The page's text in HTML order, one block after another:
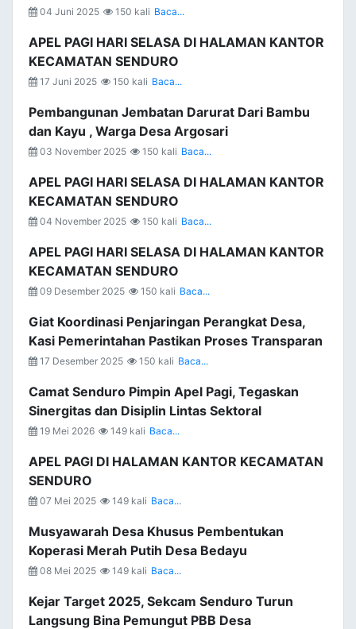
04 Juni 2025 150 kali Baca...
APEL PAGI HARI SELASA DI HALAMAN KANTOR
KECAMATAN SENDURO
17 Juni 2025 150 kali Baca...
Pembangunan Jembatan Darurat Dari Bambu
dan Kayu , Warga Desa Argosari
03 November 2025 150 kali Baca...
APEL PAGI HARI SELASA DI HALAMAN KANTOR
KECAMATAN SENDURO
04 November 2025 150 kali Baca...
APEL PAGI HARI SELASA DI HALAMAN KANTOR
KECAMATAN SENDURO
09 Desember 2025 150 kali Baca...
Giat Koordinasi Penjaringan Perangkat Desa,
Kasi Pemerintahan Pastikan Proses Transparan
17 Desember 2025 150 kali Baca...
Camat Senduro Pimpin Apel Pagi, Tegaskan
Sinergitas dan Disiplin Lintas Sektoral
19 Mei 2026 149 kali Baca...
APEL PAGI DI HALAMAN KANTOR KECAMATAN
SENDURO
07 Mei 2025 149 kali Baca...
Musyawarah Desa Khusus Pembentukan
Koperasi Merah Putih Desa Bedayu
08 Mei 2025 149 kali Baca...
Kejar Target 2025, Sekcam Senduro Turun
Langsung Bina Pemungut PBB Desa